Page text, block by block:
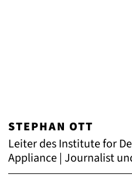
STEPHAN OTT
Leiter des Institute for
Appliance | Journalist